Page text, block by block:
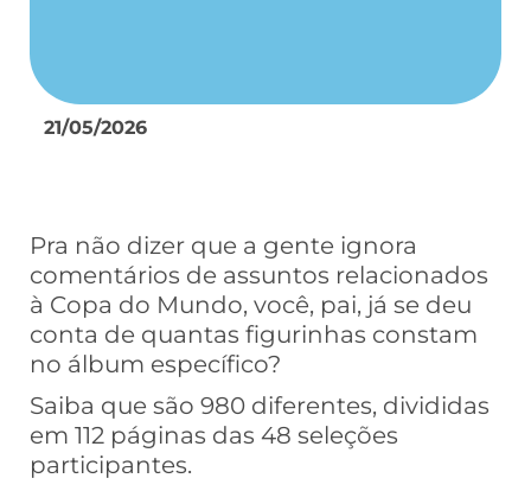
21/05/2026
Pra não dizer que a gente ignora
comentários de assuntos relacionados
à Copa do Mundo, você, pai, já se deu
conta de quantas figurinhas constam
no álbum específico?
Saiba que são 980 diferentes, divididas
em 112 páginas das 48 seleções
participantes.